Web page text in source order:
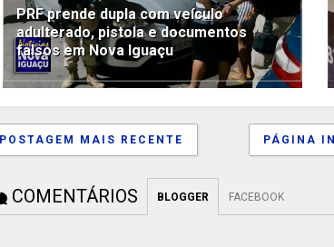
PRF prende dupla com veículo
adulterado, pistola e documentos
falsos em Nova Iguaçu
POSTAGEM MAIS RECENTE PÁGINA
COMENTÁRIOS BLOGGER FACEBOOK